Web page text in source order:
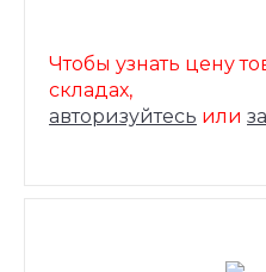
Чтобы узнать цену
складах,
авторизуйтесь или